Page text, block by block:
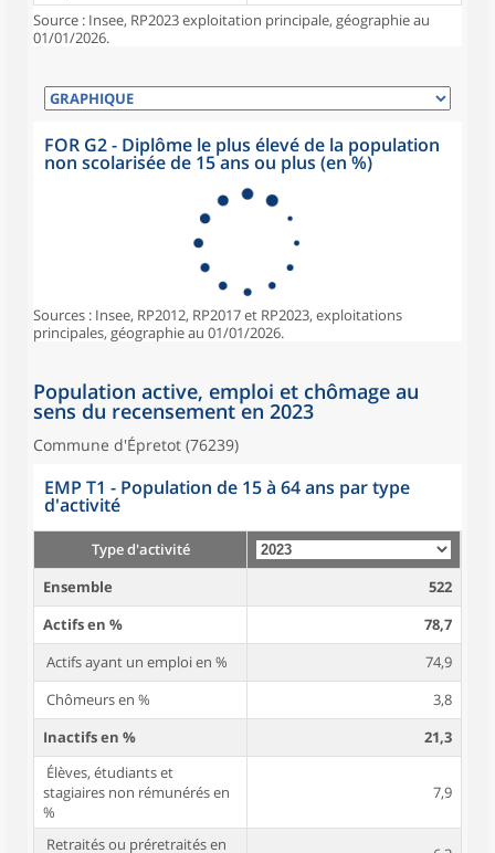
Source : Insee, RP2023 exploitation principale, géographie au
01/01/2026.
FOR G2 - Diplôme le plus élevé de la population
non scolarisée de 15 ans ou plus (en %)
Sources : Insee, RP2012, RP2017 et RP2023, exploitations
principales, géographie au 01/01/2026.
Population active, emploi et chômage au
sens du recensement en 2023
Commune d'Épretot (76239)
EMP T1 - Population de 15 à 64 ans par type
d'activité
Type d'activité
Ensemble
522
Actifs en %
78,7
Actifs ayant un emploi en %
74,9
Chômeurs en %
3,8
Inactifs en %
21,3
Élèves, étudiants et
stagiaires non rémunérés en
%
7,9
Retraités ou préretraités en